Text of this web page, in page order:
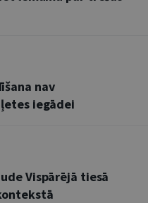
nav
iegādei
Vispārējā tiesā